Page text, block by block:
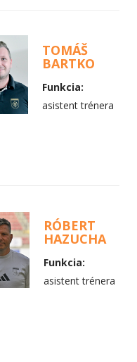
TOMÁŠ
BARTKO
Funkcia:
asistent trénera
RÓBERT
HAZUCHA
Funkcia:
asistent trénera